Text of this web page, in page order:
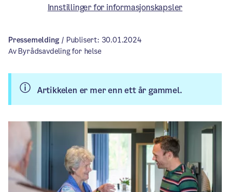
for de ansatte.
Pressemelding/ Publisert: 30.01.2024
Av Byrådsavdeling for helse
Artikkelen er mer enn ett år gammel.
Innstillinger for informasjonskapsler